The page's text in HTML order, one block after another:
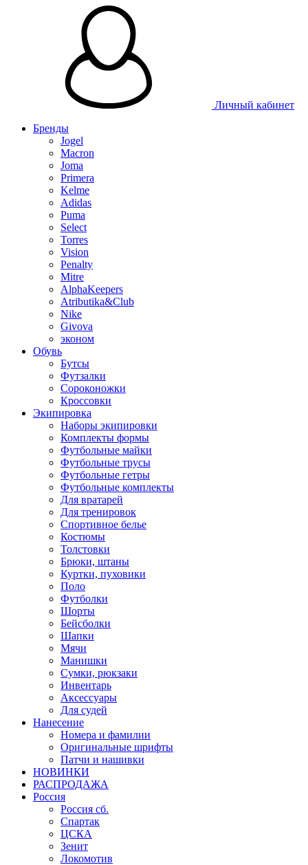
Личный кабинет
Бренды
Jogel
Macron
Joma
Primera
Kelme
Adidas
Puma
Select
Torres
Vision
Penalty
Mitre
AlphaKeepers
Atributika&Club
Nike
Givova
эконом
Обувь
Бутсы
Футзалки
Сороконожки
Кроссовки
Экипировка
Наборы экипировки
Комплекты формы
Футбольные майки
Футбольные трусы
Футбольные гетры
Футбольные комплекты
Для вратарей
Для тренировок
Спортивное белье
Костюмы
Толстовки
Брюки, штаны
Куртки, пуховики
Поло
Футболки
Шорты
Бейсболки
Шапки
Мячи
Манишки
Сумки, рюкзаки
Инвентарь
Аксессуары
Для судей
Нанесение
Номера и фамилии
Оригинальные шрифты
Патчи и нашивки
НОВИНКИ
РАСПРОДАЖА
Россия
Россия сб.
Спартак
ЦСКА
Зенит
Локомотив